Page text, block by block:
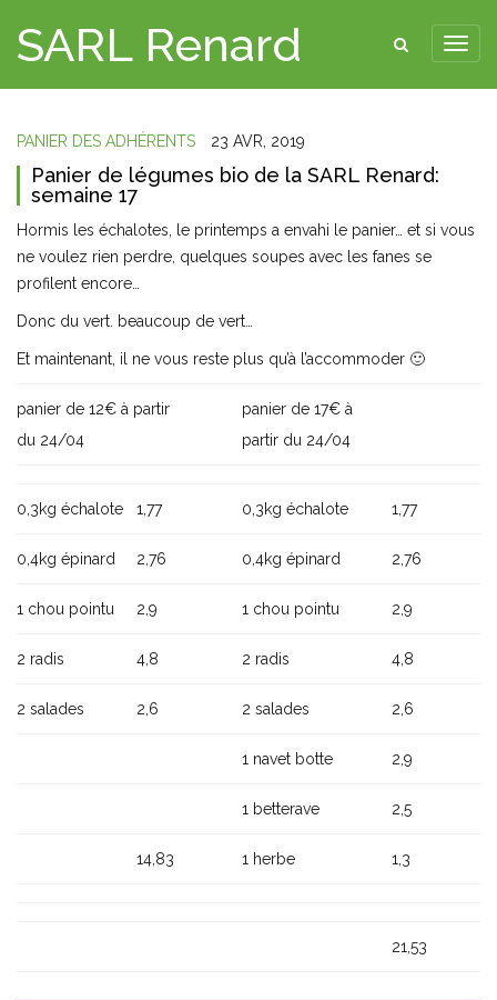
SARL Renard
PANIER DES ADHÉRENTS 23 AVR, 2019
Panier de légumes bio de la SARL Renard:
semaine 17
Hormis les échalotes, le printemps a envahi le panier… et si vous
ne voulez rien perdre, quelques soupes avec les fanes se
profilent encore…
Donc du vert. beaucoup de vert…
Et maintenant, il ne vous reste plus qu’à l’accommoder 🙂
panier de 12€ à partir
du 24/04
panier de 17€ à
partir du 24/04
0,3kg échalote 1,77 0,3kg échalote 1,77
0,4kg épinard 2,76 0,4kg épinard 2,76
1 chou pointu 2,9 1 chou pointu 2,9
2 radis 4,8 2 radis 4,8
2 salades 2,6 2 salades 2,6
1 navet botte 2,9
1 betterave 2,5
14,83 1 herbe 1,3
21,53